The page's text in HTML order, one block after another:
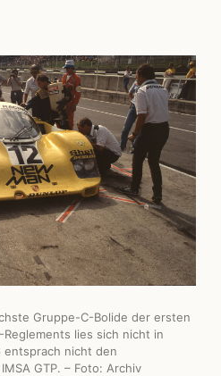
Gruppe-C-Bolide der ersten
lies sich nicht in
entsprach nicht den
GTP. – Foto: Archiv